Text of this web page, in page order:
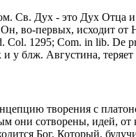
Св. Дух - это Дух Отца
во-первых, исходит
1295; Com. in lib. De
у блж. Августина,
творения с
они сотворены, идей,
Бог, Который,